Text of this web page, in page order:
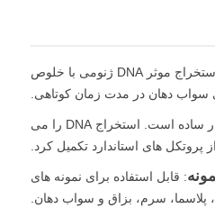
: استخراج موثر DNA ژنومی با خلوص
سواب دهان در مدت زمان کوتاهی.
: گردش کار ساده است. استخراج DNA را می
پروتکل های استاندارد تکمیل کرد.
: قابل استفاده برای نمونه های
پلاسما، سرم، بزاق و سواب دهان.